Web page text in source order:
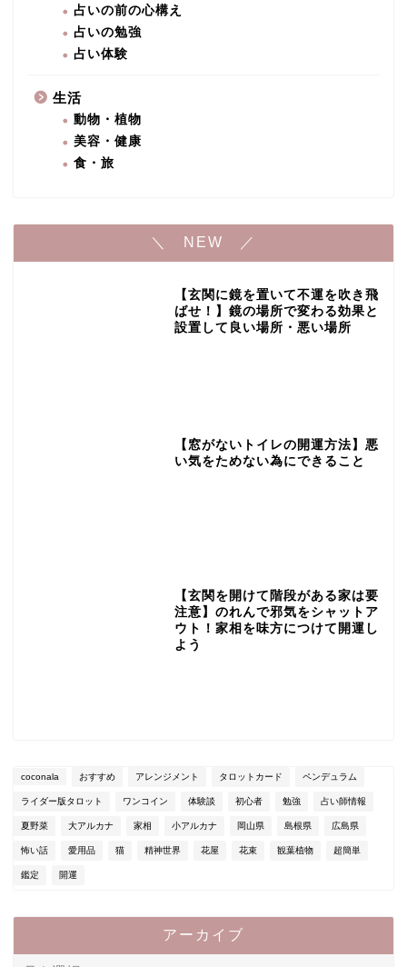
占いの前の心構え
占いの勉強
占い体験
生活
動物・植物
美容・健康
食・旅
＼ NEW ／
【玄関に鏡を置いて不運を吹き飛
ばせ！】鏡の場所で変わる効果と
設置して良い場所・悪い場所
【窓がないトイレの開運方法】悪
い気をためない為にできること
【玄関を開けて階段がある家は要
注意】のれんで邪気をシャットア
ウト！家相を味方につけて開運し
よう
coconala おすすめ アレンジメント タロットカード ペンデュラム
ライダー版タロット ワンコイン 体験談 初心者 勉強 占い師情報
夏野菜 大アルカナ 家相 小アルカナ 岡山県 島根県 広島県
怖い話 愛用品 猫 精神世界 花屋 花束 観葉植物 超簡単
鑑定 開運
アーカイブ